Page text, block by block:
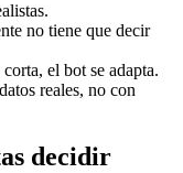
no tiene que decir
el bot se adapta.
reales, no con
decidir